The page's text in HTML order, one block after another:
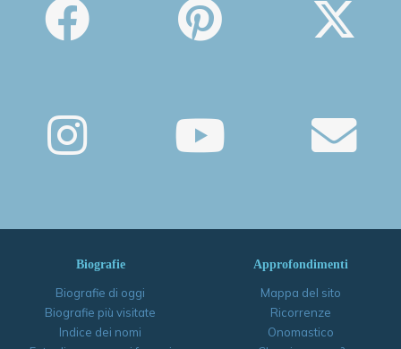
Biografie
Biografie di oggi
Biografie più visitate
Indice dei nomi
Approfondimenti
Mappa del sito
Ricorrenze
Onomastico